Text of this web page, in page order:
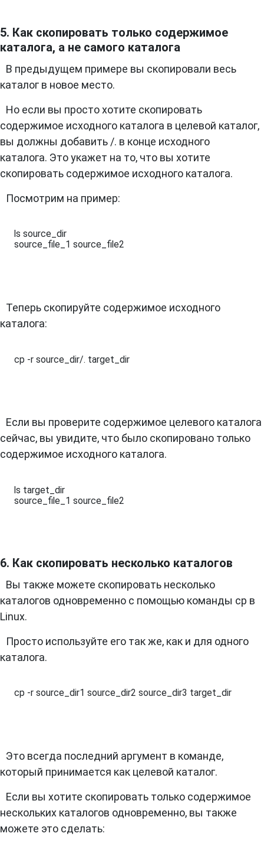
5. Как скопировать только содержимое
каталога, а не самого каталога
В предыдущем примере вы скопировали весь
каталог в новое место.
Но если вы просто хотите скопировать
содержимое исходного каталога в целевой каталог,
вы должны добавить /. в конце исходного
каталога. Это укажет на то, что вы хотите
скопировать содержимое исходного каталога.
Посмотрим на пример:
ls source_dir
source_file_1 source_file2
Теперь скопируйте содержимое исходного
каталога:
cp -r source_dir/. target_dir
Если вы проверите содержимое целевого каталога
сейчас, вы увидите, что было скопировано только
содержимое исходного каталога.
ls target_dir
source_file_1 source_file2
6. Как скопировать несколько каталогов
Вы также можете скопировать несколько
каталогов одновременно с помощью команды cp в
Linux.
Просто используйте его так же, как и для одного
каталога.
cp -r source_dir1 source_dir2 source_dir3 target_dir
Это всегда последний аргумент в команде,
который принимается как целевой каталог.
Если вы хотите скопировать только содержимое
нескольких каталогов одновременно, вы также
можете это сделать: